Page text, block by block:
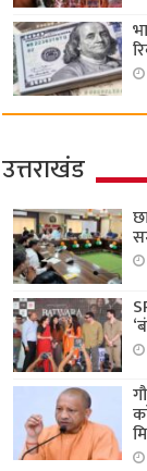
उत्तराखंड